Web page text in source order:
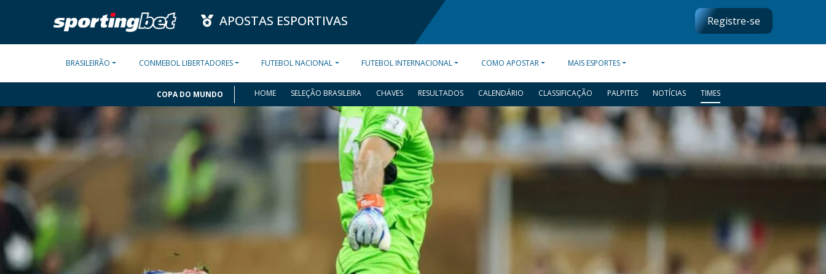
APOSTAS ESPORTIVAS Registre-se
BRASILEIRÃO CONMEBOL LIBERTADORES FUTEBOL NACIONAL FUTEBOL INTERNACIONAL COMO APOSTAR MAIS ESPORTES
COPA DO MUNDO HOME SELEÇÃO BRASILEIRA CHAVES RESULTADOS CALENDÁRIO CLASSIFICAÇÃO PALPITES NOTÍCIAS TIMES